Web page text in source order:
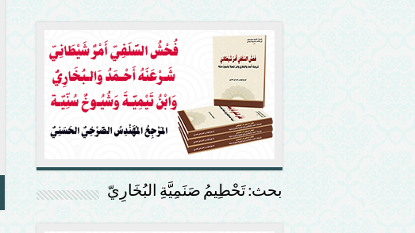
بحث: تَحْطِيمُ صَنَمِيَّةِ البُخَارِيّ